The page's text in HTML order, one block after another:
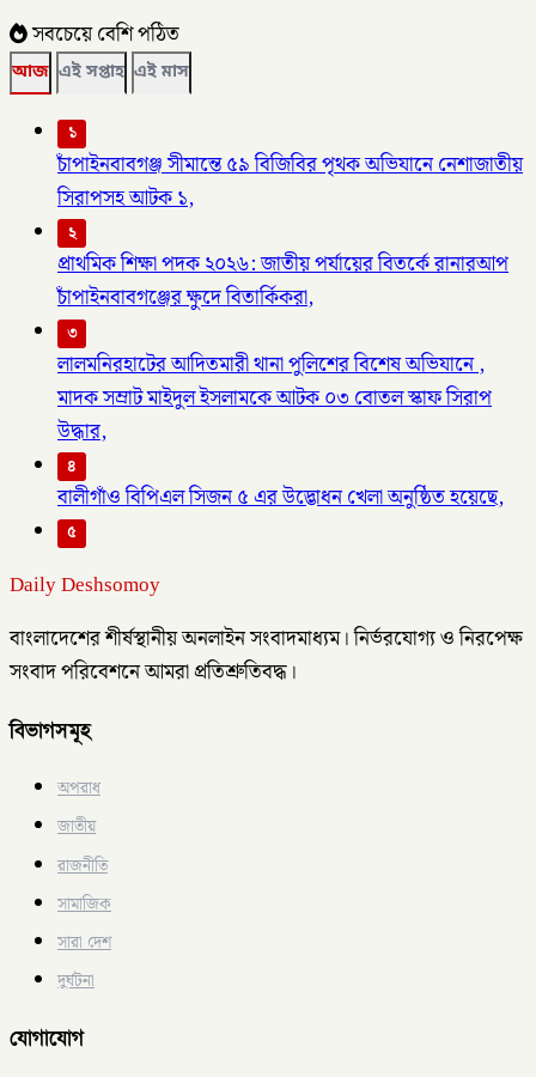
সবচেয়ে বেশি পঠিত
আজ এই সপ্তাহ এই মাস
১
চাঁপাইনবাবগঞ্জ সীমান্তে ৫৯ বিজিবির পৃথক অভিযানে নেশাজাতীয়
সিরাপসহ আটক ১,
২
প্রাথমিক শিক্ষা পদক ২০২৬: জাতীয় পর্যায়ের বিতর্কে রানারআপ
চাঁপাইনবাবগঞ্জের ক্ষুদে বিতার্কিকরা,
৩
লালমনিরহাটের আদিতমারী থানা পুলিশের বিশেষ অভিযানে ,
মাদক সম্রাট মাইদুল ইসলামকে আটক ০৩ বোতল স্কাফ সিরাপ
উদ্ধার,
৪
বালীগাঁও বিপিএল সিজন ৫ এর উদ্ভোধন খেলা অনুষ্ঠিত হয়েছে,
৫
Daily Deshsomoy
বাংলাদেশের শীর্ষস্থানীয় অনলাইন সংবাদমাধ্যম। নির্ভরযোগ্য ও নিরপেক্ষ
সংবাদ পরিবেশনে আমরা প্রতিশ্রুতিবদ্ধ।
বিভাগসমূহ
অপরাধ
জাতীয়
রাজনীতি
সামাজিক
সারা দেশ
দুর্ঘটনা
যোগাযোগ